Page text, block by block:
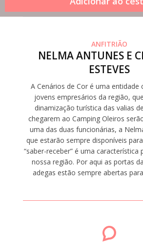
ANFITRIÃO
NELMA ANTUNES E
ESTEVES
A Cenários de Cor é uma entidade
jovens empresários da região,
dinamização turística das valias
chegarem ao Camping Oleiros
uma das duas funcionárias, a
que estarão sempre disponíveis
“saber-receber” é uma característica
nossa região. Por aqui as portas
adegas estão sempre abertas